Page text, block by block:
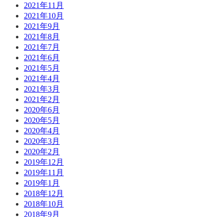
2021年11月
2021年10月
2021年9月
2021年8月
2021年7月
2021年6月
2021年5月
2021年4月
2021年3月
2021年2月
2020年6月
2020年5月
2020年4月
2020年3月
2020年2月
2019年12月
2019年11月
2019年1月
2018年12月
2018年10月
2018年9月